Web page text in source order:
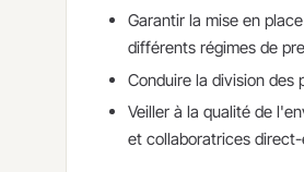
Garantir la mise en
différents régimes de
Conduire la division des
Veiller à la qualité de
et collaboratrices